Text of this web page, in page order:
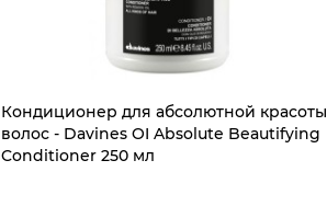
Кондиционер для абсолютной красоты
волос - Davines OI Absolute Beautifying
Conditioner 250 мл